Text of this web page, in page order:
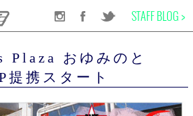
STAFF BLOG >
とFRIEND SHOP提携スタート
おゆみのと
携スタート